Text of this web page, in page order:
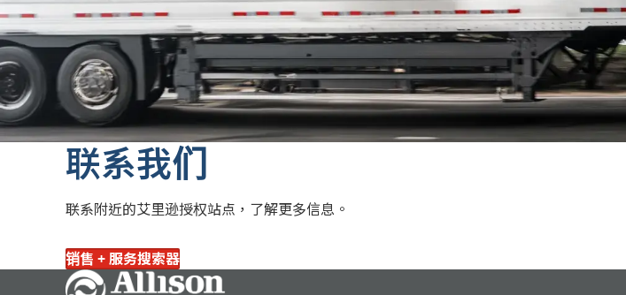
联系我们
联系附近的艾里逊授权站点，了解更多信息。
销售 + 服务搜索器
Go Home